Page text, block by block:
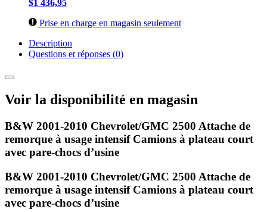
$1 436,95
Prise en charge en magasin seulement
Description
Questions et réponses (0)
Voir la disponibilité en magasin
B&W 2001-2010 Chevrolet/GMC 2500 Attache de
remorque à usage intensif Camions à plateau court
avec pare-chocs d’usine
B&W 2001-2010 Chevrolet/GMC 2500 Attache de
remorque à usage intensif Camions à plateau court
avec pare-chocs d’usine